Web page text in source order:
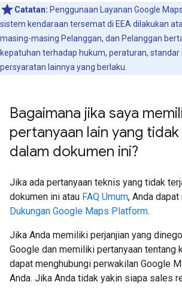
Catatan: Penggunaan Layanan Google
sistem kendaraan tersemat di EEA dilakukan
masing-masing Pelanggan, dan Pelanggan
kepatuhan terhadap hukum, peraturan, standar
persyaratan lainnya yang berlaku.
Bagaimana jika saya
pertanyaan lain yang
dalam dokumen ini?
Jika ada pertanyaan teknis yang tidak
dokumen ini atau FAQ Umum, Anda
Dukungan Google Maps Platform.
Jika Anda memiliki perjanjian yang
Google dan memiliki pertanyaan tentang
dapat menghubungi perwakilan Google
Anda. Jika Anda tidak yakin siapa sales